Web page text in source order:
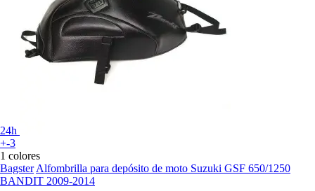
24h
+-3
1 colores
Bagster Alfombrilla para depósito de moto Suzuki GSF 650/1250
BANDIT 2009-2014